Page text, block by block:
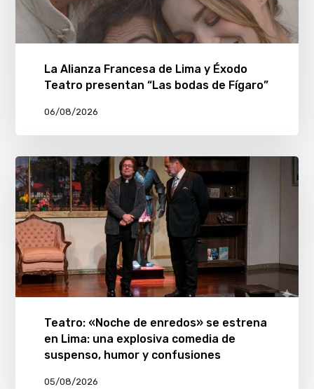
La Alianza Francesa de Lima y Éxodo
Teatro presentan “Las bodas de Fígaro”
06/08/2026
Teatro: «Noche de enredos» se estrena
en Lima: una explosiva comedia de
suspenso, humor y confusiones
05/08/2026